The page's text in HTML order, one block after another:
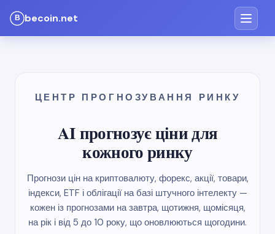
becoin.net
ЦЕНТР ПРОГНОЗУВАННЯ РИНКУ
AI прогнозує ціни для
кожного ринку
Прогнози цін на криптовалюту, форекс, акції, товари,
індекси, ETF і облігації на базі штучного інтелекту —
кожен із прогнозами на завтра, щотижня, щомісяця,
на рік і від 5 до 10 року, що оновлюються щогодини.